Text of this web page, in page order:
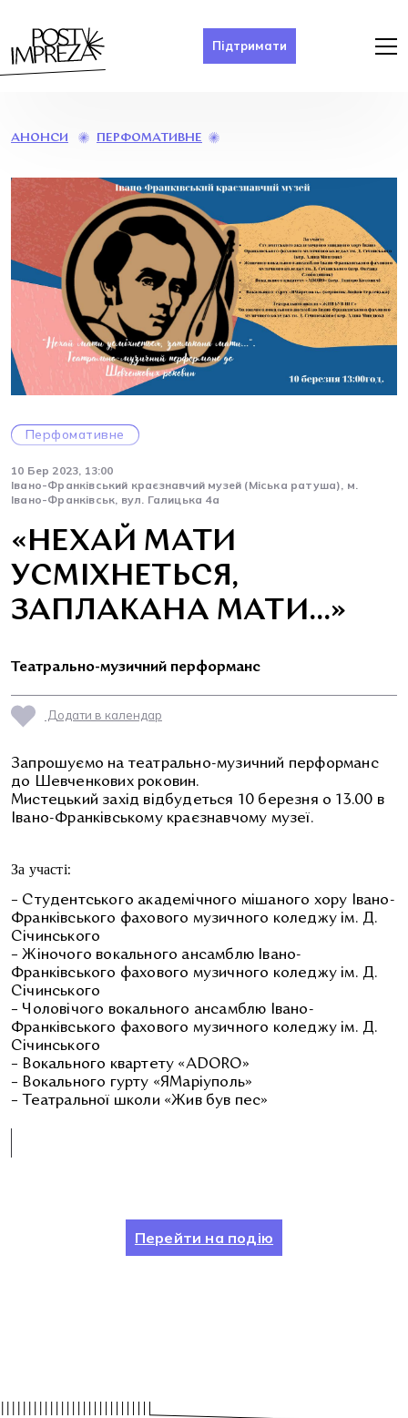
Підтримати
АНОНСИ ПЕРФОМАТИВНЕ
ЗАПЛАКАНА
Перфомативне
10 Бер 2023, 13:00
Івано-Франківський краєзнавчий музей (Міська ратуша), м.
Івано-Франківськ, вул. Галицька 4а
«НЕХАЙ МАТИ
УСМІХНЕТЬСЯ,
ЗАПЛАКАНА МАТИ…»
Театрально-музичний перформанс
Додати в календар
Запрошуємо на театрально-музичний перформанс
до Шевченкових роковин.
Мистецький захід відбудеться 10 березня о 13.00 в
Івано-Франківському краєзнавчому музеї.
За участі:
– Студентського академічного мішаного хору Івано-
Франківського фахового музичного коледжу ім. Д.
Січинського
– Жіночого вокального ансамблю Івано-
Франківського фахового музичного коледжу ім. Д.
Січинського
– Чоловічого вокального ансамблю Івано-
Франківського фахового музичного коледжу ім. Д.
Січинського
– Вокального квартету «ADORO»
– Вокального гурту «ЯМаріуполь»
– Театральної школи «Жив був пес»
Перейти на подію